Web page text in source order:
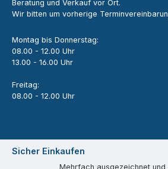
Beratung und Verkauf vor Ort.
Wir bitten um vorherige
Montag bis Donnerstag:
08.00 - 12.00 Uhr
13.00 - 16.00 Uhr
Freitag:
08.00 - 12.00 Uhr
Sicher Einkaufen
Mehrfach ausgezeichnet